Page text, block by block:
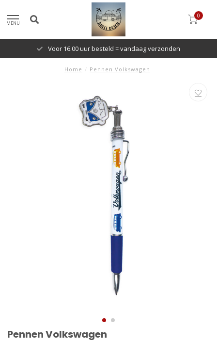
MENU
0
Voor 16.00 uur besteld = vandaag verzonden
Home / Pennen Volkswagen
Pennen Volkswagen